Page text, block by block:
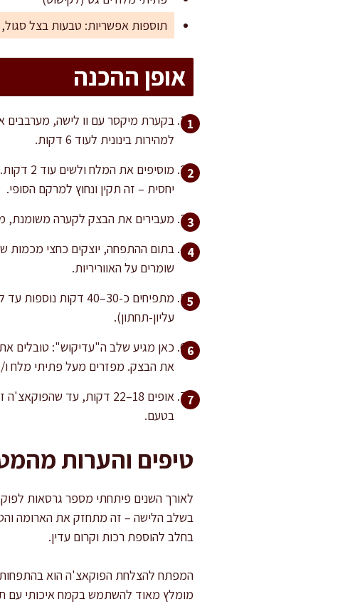
תוספות אפשריות: טבעות בצל סגול,
אופן ההכנה
למהירות בינונית לעוד 6 דקות.
יחסית – זה תקין ונחוץ למרקם הסופי.
מעבירים את הבצק לקערה משומנת,
שומרים על האווריריות.
עליון-תחתון).
כאן מגיע שלב ה"עדיקוש": טובלים
את הבצק. מפזרים מעל פתיתי מלח ו/
אופים 18–22 דקות, עד
בטעם.
טיפים והערות
לאורך השנים פיתחתי מספר גרסאות
בחלב להוספת רכות וקרום עדין.
המפתח להצלחת הפוקאצ'ה הוא בהתפחות
מומלץ מאוד להשתמש בקמח איכותי עם